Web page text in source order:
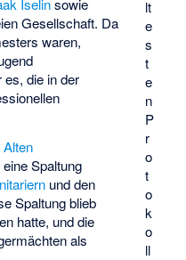
lt
e
s
t
e
n
P
r
o
t
o
k
o
ll
Gesellschaft. Da
waren,
es, die in der
Alten
Spaltung
und den
Spaltung blieb
hatte, und die
als